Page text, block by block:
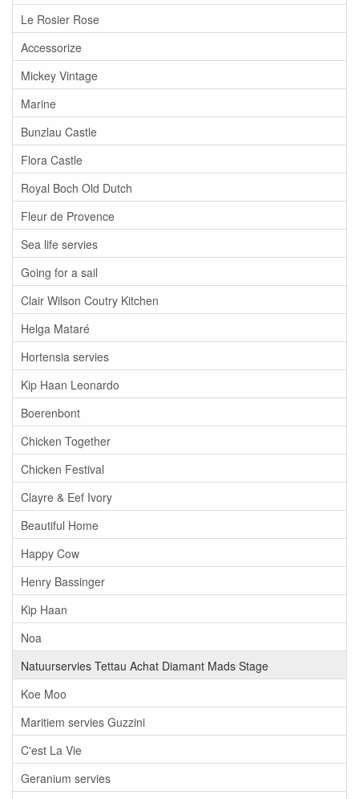
Le Rosier Rose
Accessorize
Mickey Vintage
Marine
Bunzlau Castle
Flora Castle
Royal Boch Old Dutch
Fleur de Provence
Sea life servies
Going for a sail
Clair Wilson Coutry Kitchen
Helga Mataré
Hortensia servies
Kip Haan Leonardo
Boerenbont
Chicken Together
Chicken Festival
Clayre & Eef Ivory
Beautiful Home
Happy Cow
Henry Bassinger
Kip Haan
Noa
Natuurservies Tettau Achat Diamant Mads Stage
Koe Moo
Maritiem servies Guzzini
C'est La Vie
Geranium servies